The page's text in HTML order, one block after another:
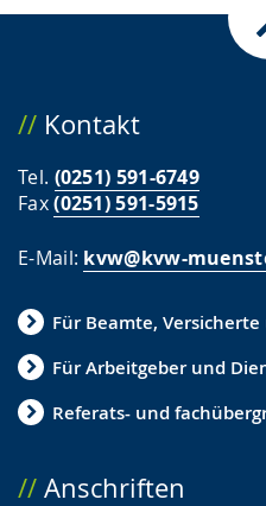
Kontakt
Tel. (0251) 591-6749
Fax(0251) 591-5915
E-Mail: kvw@kvw-
Für Beamte,
Für Arbeitgeber und
Referats- und
Anschriften